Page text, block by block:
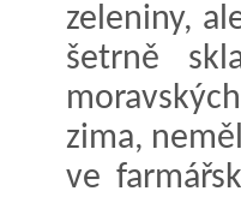
zeleniny,
šetrně
zima,
ve